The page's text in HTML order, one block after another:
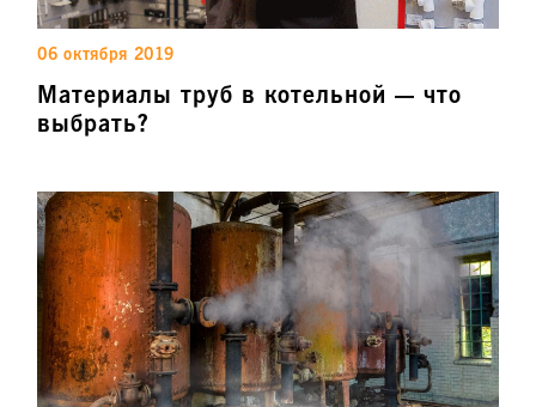
06 октября 2019
Материалы труб в котельной — что
выбрать?